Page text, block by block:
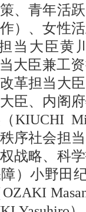
、青年活
）、女性
当大臣黄
大臣兼工
革担当大
臣、内阁
KIUCHI
序社会担
战略、科
）小野田